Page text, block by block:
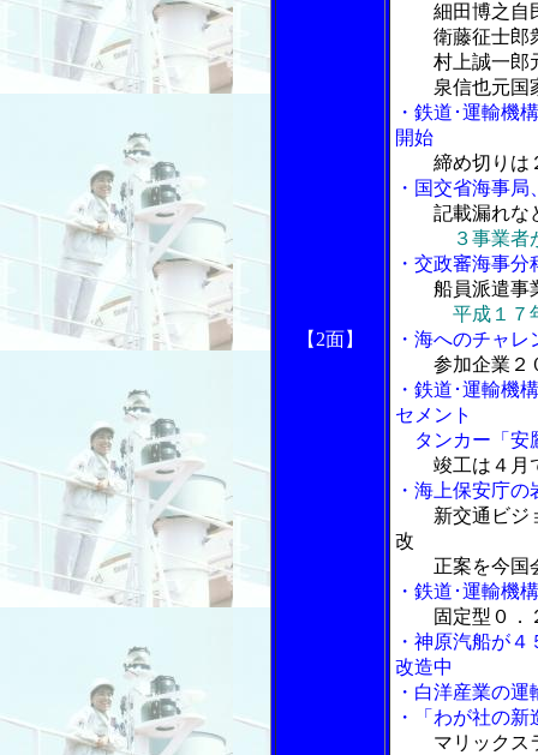
【2面】
細田博之自
衛藤征士郎
村上誠一郎
泉信也元国
・鉄道･運輸機
開始
締め切りは
・国交省海事
記載漏れな
３事業者
・交政審海事
船員派遣事
平成１７
・海へのチャ
参加企業２
・鉄道･運輸機
セメント
タンカー「安
竣工は４月
・海上保安庁
新交通ビジ
改
正案を今国
・鉄道･運輸機
固定型０．
・神原汽船が
改造中
・白洋産業の
・「わが社の新
マリックス